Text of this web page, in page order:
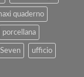
quaderno
porcellana
Seven ufficio